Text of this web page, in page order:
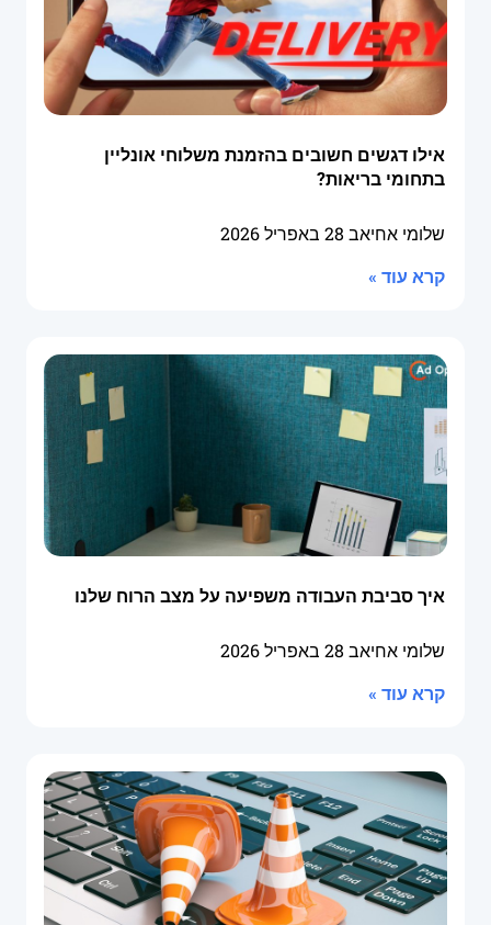
אילו דגשים חשובים בהזמנת משלוחי אונליין
בתחומי בריאות?
שלומי אחיאב 28 באפריל 2026
קרא עוד »
איך סביבת העבודה משפיעה על מצב הרוח שלנו
שלומי אחיאב 28 באפריל 2026
קרא עוד »